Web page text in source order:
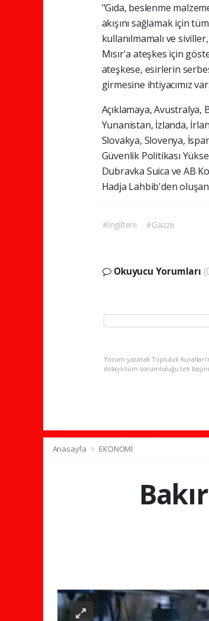
"Gıda, beslenme
akışını sağlamak için
kullanılmamalı ve
Mısır'a ateşkes için
ateşkese, esirlerin
girmesine ihtiyacımız
Açıklamaya, Avustralya,
Yunanistan, İzlanda,
Slovakya, Slovenya,
Güvenlik Politikası
Dubravka Suica ve AB
Hadja Lahbib'den
#İngiltere #Gazze
Okuyucu Yorumları
Yorum yazarak Topluluk
dolaylı tüm sorumluluğu tek
Anasayfa EKONOMİ